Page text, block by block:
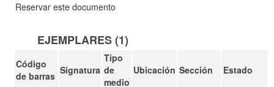
Reservar este documento
EJEMPLARES (1)
Código
de barras Signatura
Tipo
de
medio
Ubicación Sección Estado